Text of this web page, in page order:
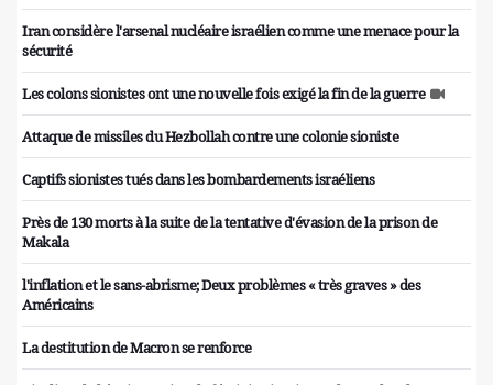
Iran considère l'arsenal nucléaire israélien comme une menace pour la
sécurité
Les colons sionistes ont une nouvelle fois exigé la fin de la guerre
Attaque de missiles du Hezbollah contre une colonie sioniste
Captifs sionistes tués dans les bombardements israéliens
Près de 130 morts à la suite de la tentative d'évasion de la prison de
Makala
l'inflation et le sans-abrisme; Deux problèmes « très graves » des
Américains
La destitution de Macron se renforce